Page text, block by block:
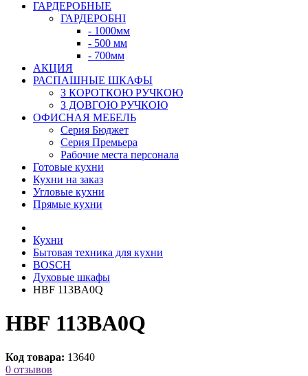
ГАРДЕРОБНЫЕ
ГАРДЕРОБНІ
- 1000мм
- 500 мм
- 700мм
АКЦИЯ
РАСПАШНЫЕ ШКАФЫ
З КОРОТКОЮ РУЧКОЮ
З ДОВГОЮ РУЧКОЮ
ОФИСНАЯ МЕБЕЛЬ
Серия Бюджет
Серия Премьера
Рабочие места персонала
Готовые кухни
Кухни на заказ
Угловые кухни
Прямые кухни
Кухни
Бытовая техника для кухни
BOSCH
Духовые шкафы
HBF 113BA0Q
HBF 113BA0Q
Код товара: 13640
0 отзывов